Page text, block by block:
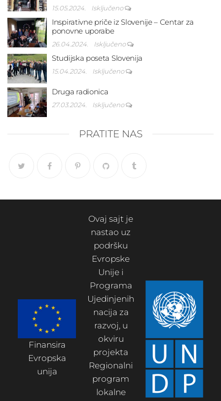
15.05.2024. Isključeno
Inspirativne priče iz Slovenije – Centar za
ponovne uporabe
26.04.2024. Isključeno
Studijska poseta Slovenija
15.04.2024. Isključeno
Druga radionica
27.03.2024. Isključeno
PRATITE NAS
Finansira
Evropska
unija
Ovaj sajt je
nastao uz
podršku
Evropske
Unije i
Programa
Ujedinjenih
nacija za
razvoj, u
okviru
projekta
Regionalni
program
lokalne